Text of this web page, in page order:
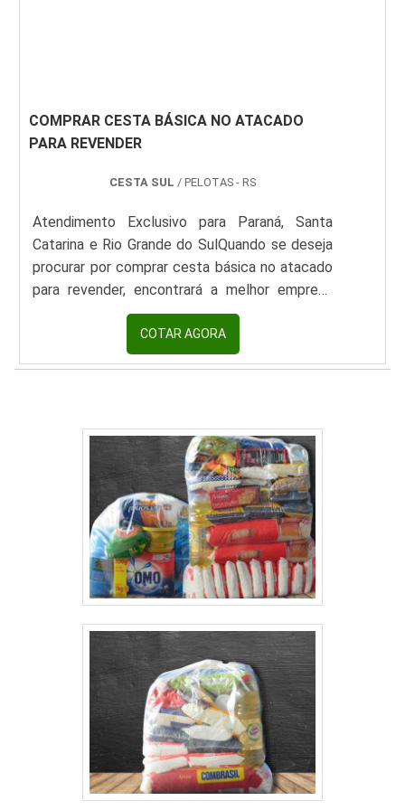
COMPRAR CESTA BÁSICA NO ATACADO
PARA REVENDER
CESTA SUL / PELOTAS - RS
Atendimento Exclusivo para Paraná, Santa
Catarina e Rio Grande do SulQuando se deseja
procurar por comprar cesta básica no atacado
para revender, encontrará a melhor empresa
que é altamente qualificada. Elaborando um
orçamento detalhado por meio da plataforma
de divulgação das indústrias e achando a maior
deve sempre ser adquirido com empresas
especializadas no segmento. Esse tipo de
cuidado é fundamental para alimentos e itens
de higiene, pois evita a aquisição de insumos de
baixa qualidade ou com pouca variedade,
contribuindo para a satisfação do
consumidor.MAIS SOBRE COMPRAR CESTA
BÁSICA NO ATACADO PARA REVENDERQuem
quer comprar cesta básica no atacado para
revender em uma empresa altamente
qualificada, encontra na Cesta Sul. A empresa
trabalha com cesta básica de higiene e limpeza
e cesta básica solidária, oferecendo o que há
de melhor no mercado para cada cliente.Sem
trocar o foco em comprar cesta básica no
atacado para revender, mais do que visar
apenas lucratividade, deve oferecer produtos
COTAR AGORA